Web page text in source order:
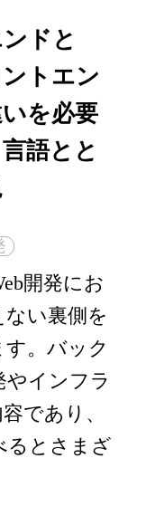
ドと
トエン
を必要
語とと
開発にお
い裏側を
。バック
インフラ
であり、
るとさまざ